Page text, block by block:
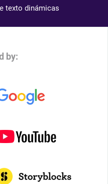
texto dinámicas
by: